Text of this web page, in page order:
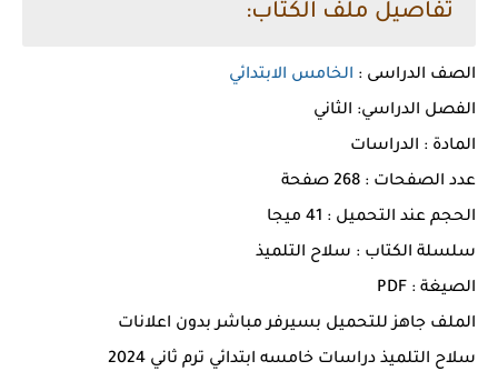
تفاصيل ملف الكتاب:
الصف الدراسى : الخامس الابتدائي
الفصل الدراسي: الثاني
المادة : الدراسات
عدد الصفحات : 268 صفحة
الحجم عند التحميل : 41 ميجا
سلسلة الكتاب : سلاح التلميذ
الصيغة : PDF
الملف جاهز للتحميل بسيرفر مباشر بدون اعلانات
سلاح التلميذ دراسات خامسه ابتدائي ترم ثاني 2024